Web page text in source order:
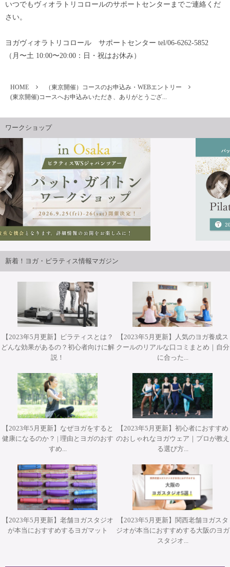
いつでもヴィオラトリコロールのサポートセンターまでご連絡くだ
さい。
ヨガヴィオラトリコロール サポートセンター tel/06-6262-5852
（月〜土 10:00〜20:00：日・祝はお休み）
HOME
（東京開催）コースのお申込み・WEBエントリー
(東京開催)コースへお申込みいただき、ありがとうござ...
ワークショップ
！
WSジャパンツアーin大阪 ”Pat Guyton
2026年9月25日・26日開講 パット・ガイトンピラティス
WSジャパンツアーin大阪 ”Pat Guyton Pilates Special
Summer Lab マットクラス【対面・オンライン(ア－カイブ
視聴あり）】
2026年10月12日(月・祝)開催 Misa先生によるワークショッ
プ『エクササイズを分解して理解する オ－プンレッグロッ
カ－＆ティ－ザ－』【対面】
2026年10月31日(土)開催 YT２００短期集中養成コース・
ヨガアドバンス養成コース担当講師 武井典子先生による
ワークショップ『シヴァナンダヨガ 3時間プラクティス』
2026年11月28日(土)&29(日)開催 柳本和也先生 Special
Workshop 2Days【対面】
新着！ヨガ・ピラティス情報マガジン
【2023年5月更新】ピラティスとは？
どんな効果があるの？初心者向けに解
説！
【2023年5月更新】人気のヨガ養成ス
クールのリアルな口コミまとめ｜自分
に合った...
【2023年5月更新】なぜヨガをすると
健康になるのか？ | 理由とヨガのおす
すめ...
【2023年5月更新】初心者におすすめ
のおしゃれなヨガウェア｜プロが教え
る選び方...
【2023年5月更新】老舗ヨガスタジオ
が本当におすすめするヨガマット
【2023年5月更新】関西老舗ヨガスタ
ジオが本当におすすめする大阪のヨガ
スタジオ...